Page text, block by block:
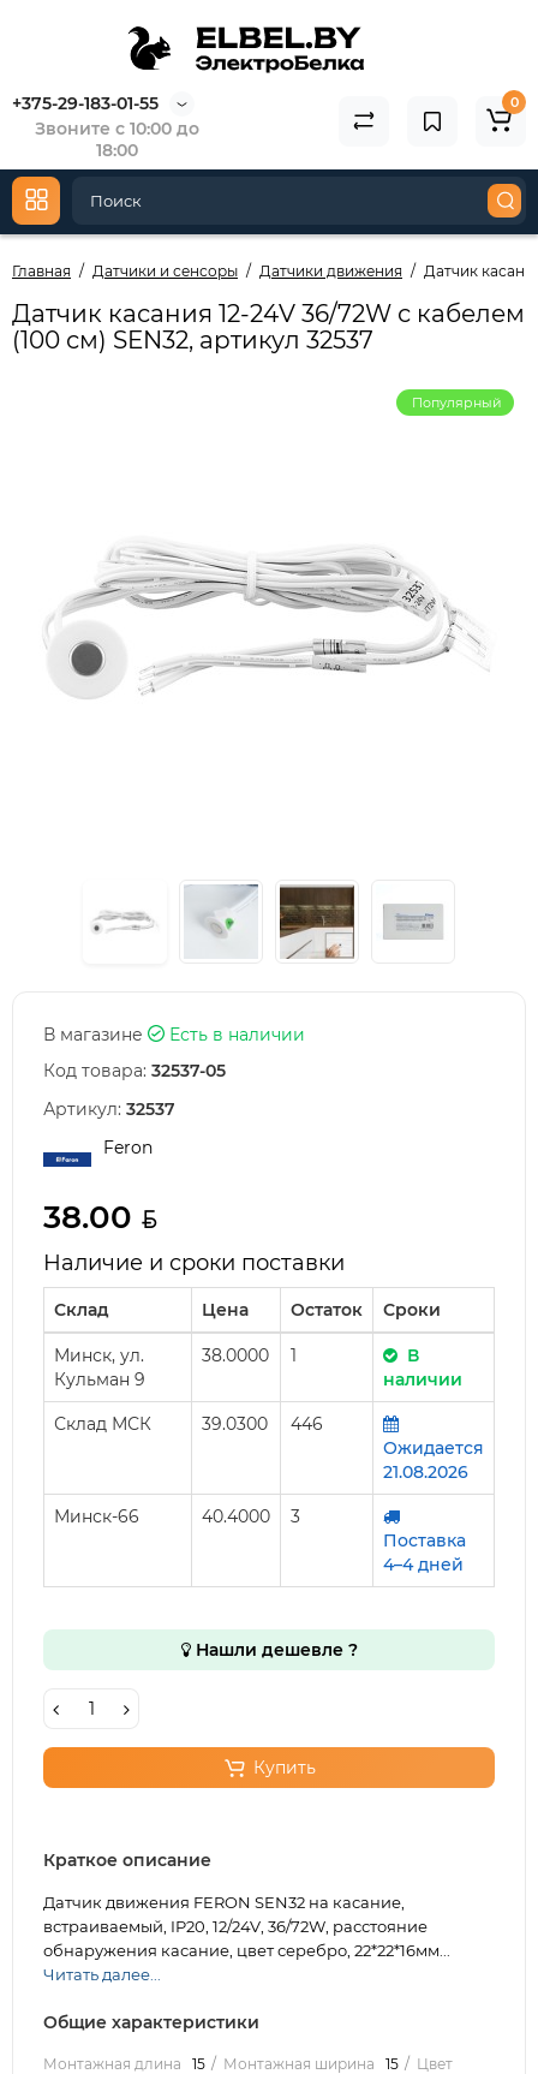
+375-29-183-01-55
Звоните с 10:00 до
18:00
0
Главная Датчики и сенсоры Датчики движения Датчик
Датчик касания 12-24V 36/72W с кабелем
(100 см) SEN32, артикул 32537
Популярный
В магазине
Есть в наличии
Код товара: 32537-05
Артикул: 32537
Feron
38.00
Наличие и сроки поставки
Склад Цена Остаток Сроки
Минск, ул.
Кульман 9
38.0000 1
В
наличии
Склад МСК 39.0300
446
Ожидается
21.08.2026
Минск-66 40.4000
3
Поставка
4–4 дней
Нашли дешевле ?
Купить
Краткое описание
Датчик движения FERON SEN32 на касание,
встраиваемый, IP20, 12/24V, 36/72W, расстояние
обнаружения касание, цвет серебро, 22*22*16мм...
Читать далее...
Общие характеристики
Монтажная длина 15 Монтажная ширина 15
Цвет